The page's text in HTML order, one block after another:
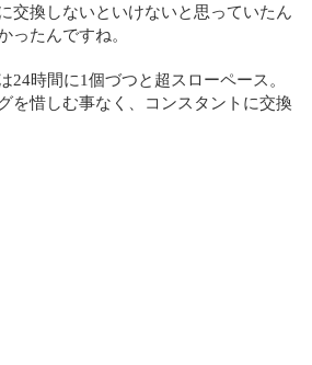
交換しないといけないと思っていたん
ったんですね。
24時間に1個づつと超スローペース。
を惜しむ事なく、コンスタントに交換